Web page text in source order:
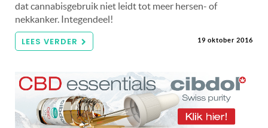
dat cannabisgebruik niet leidt tot meer hersen- of
nekkanker. Integendeel!
LEES VERDER 19 oktober 2016